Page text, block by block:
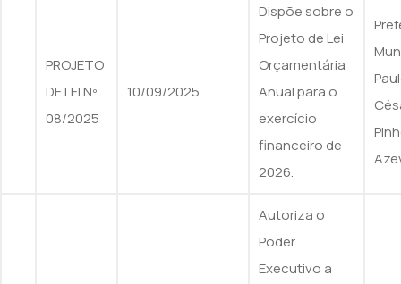
PROJETO
DE LEI Nº
08/2025
10/09/2025
Dispõe sobre o
Projeto de Lei
Orçamentária
Anual para o
exercício
financeiro de
2026.
Autoriza o
Poder
Executivo a